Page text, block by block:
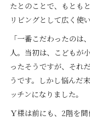
たとのことで、もとも
リビングとして広く使
「一番こだわったのは
人。当初は、こどもが
ったそうですが、それ
うです。しかし悩んだ
ッチンになりました。
Ｙ様は前にも、2階を